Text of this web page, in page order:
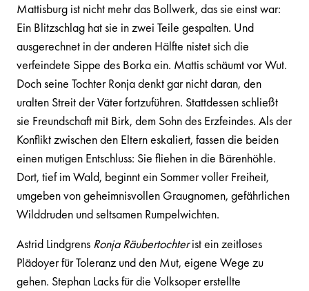
Mattisburg ist nicht mehr das Bollwerk, das sie einst war:
Ein Blitzschlag hat sie in zwei Teile gespalten. Und
ausgerechnet in der anderen Hälfte nistet sich die
verfeindete Sippe des Borka ein. Mattis schäumt vor Wut.
Doch seine Tochter Ronja denkt gar nicht daran, den
uralten Streit der Väter fortzuführen. Stattdessen schließt
sie Freundschaft mit Birk, dem Sohn des Erzfeindes. Als der
Konflikt zwischen den Eltern eskaliert, fassen die beiden
einen mutigen Entschluss: Sie fliehen in die Bärenhöhle.
Dort, tief im Wald, beginnt ein Sommer voller Freiheit,
umgeben von geheimnisvollen Graugnomen, gefährlichen
Wilddruden und seltsamen Rumpelwichten.
Astrid Lindgrens Ronja Räubertochterist ein zeitloses
Plädoyer für Toleranz und den Mut, eigene Wege zu
gehen. Stephan Lacks für die Volksoper erstellte